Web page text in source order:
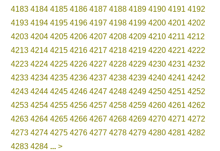
4183 4184 4185 4186 4187 4188 4189 4190 4191 4192
4193 4194 4195 4196 4197 4198 4199 4200 4201 4202
4203 4204 4205 4206 4207 4208 4209 4210 4211 4212
4213 4214 4215 4216 4217 4218 4219 4220 4221 4222
4223 4224 4225 4226 4227 4228 4229 4230 4231 4232
4233 4234 4235 4236 4237 4238 4239 4240 4241 4242
4243 4244 4245 4246 4247 4248 4249 4250 4251 4252
4253 4254 4255 4256 4257 4258 4259 4260 4261 4262
4263 4264 4265 4266 4267 4268 4269 4270 4271 4272
4273 4274 4275 4276 4277 4278 4279 4280 4281 4282
4283 4284 ... >